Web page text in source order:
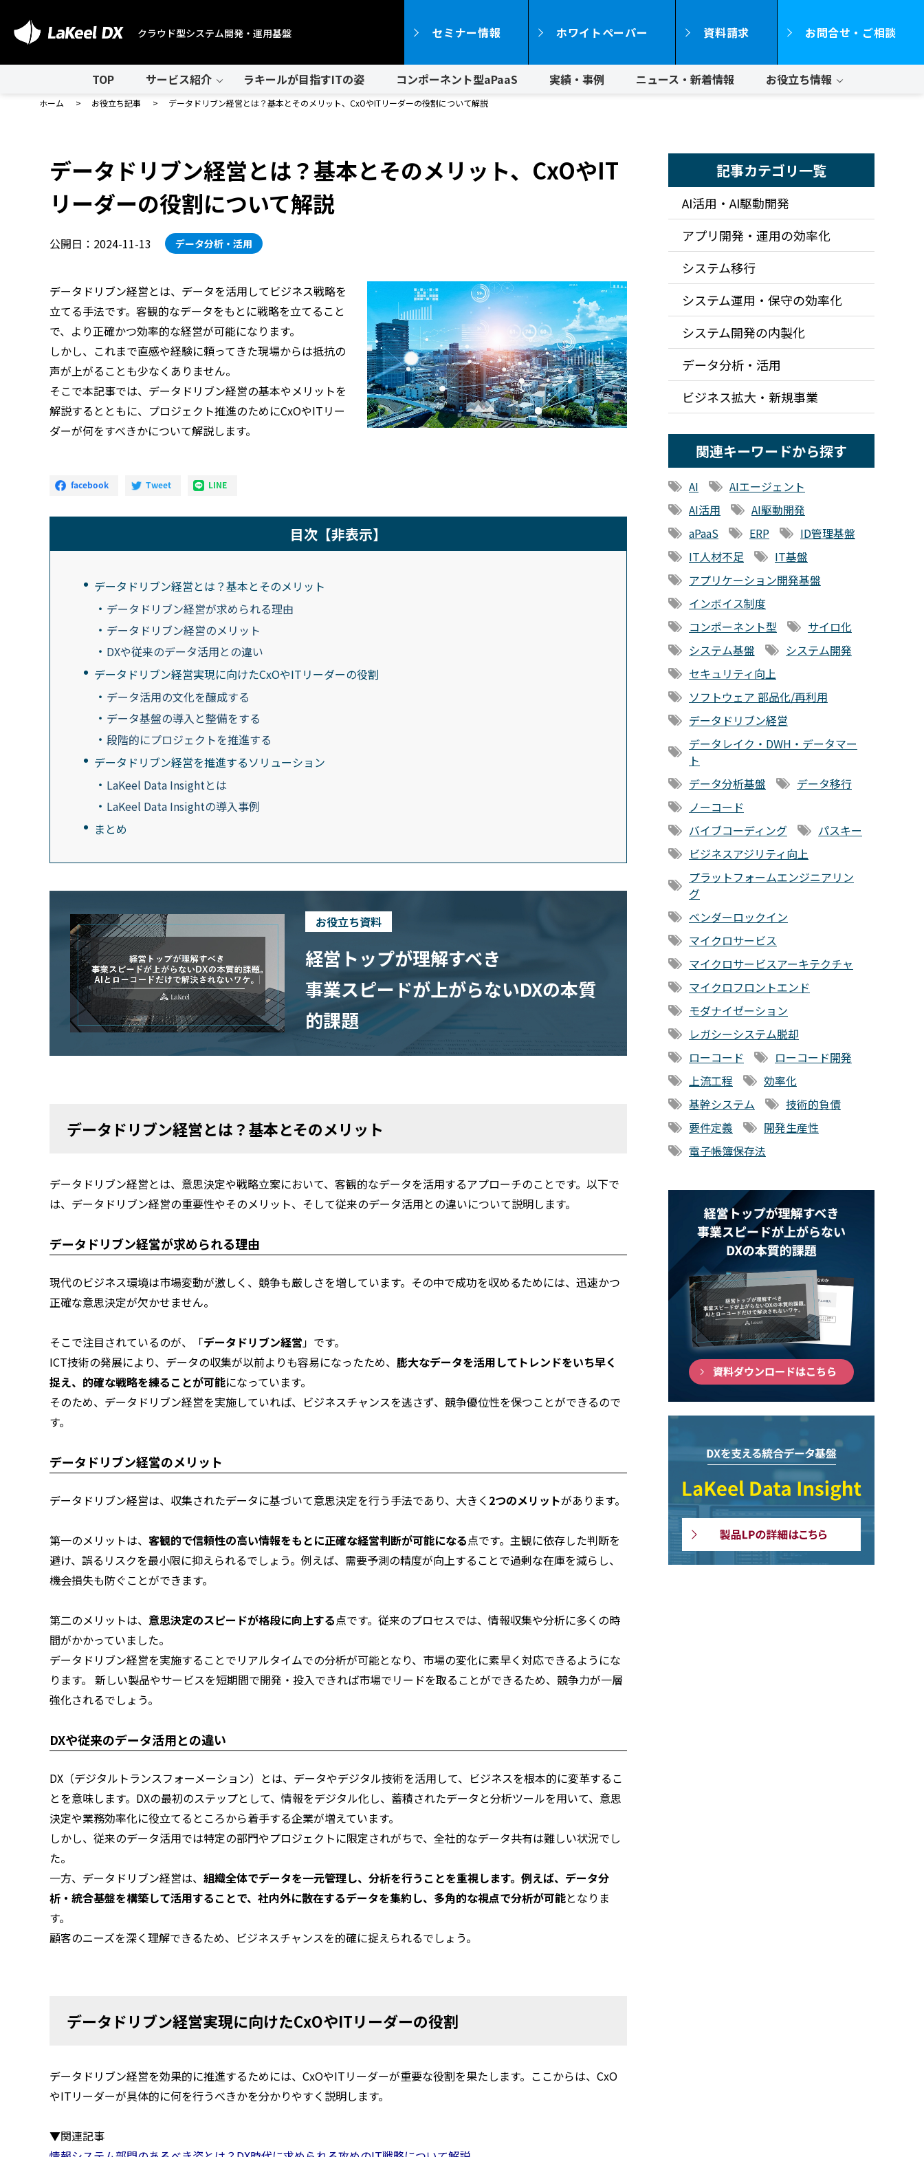
クラウド型システム開発・運用基盤 セミナー情報 ホワイトペーパー 資料請求 お問合せ・ご相談
TOP サービス紹介 ラキールが目指すITの姿 コンポーネント型aPaaS 実績・事例 ニュース・新着情報 お役立ち情報
ホーム お役立ち記事 データドリブン経営とは？基本とそのメリット、CxOやITリーダーの役割について解説
データドリブン経営とは？基本とそのメリット、CxOやIT
リーダーの役割について解説
公開日：2024-11-13 データ分析・活用
データドリブン経営とは、データを活用してビジネス戦略を
立てる手法です。客観的なデータをもとに戦略を立てること
で、より正確かつ効率的な経営が可能になります。
しかし、これまで直感や経験に頼ってきた現場からは抵抗の
声が上がることも少なくありません。
そこで本記事では、データドリブン経営の基本やメリットを
解説するとともに、プロジェクト推進のためにCxOやITリー
ダーが何をすべきかについて解説します。
目次 【非表示】
データドリブン経営とは？基本とそのメリット
データドリブン経営が求められる理由
データドリブン経営のメリット
DXや従来のデータ活用との違い
データドリブン経営実現に向けたCxOやITリーダーの役割
データ活用の文化を醸成する
データ基盤の導入と整備をする
段階的にプロジェクトを推進する
データドリブン経営を推進するソリューション
LaKeel Data Insightとは
LaKeel Data Insightの導入事例
まとめ
お役立ち資料
経営トップが理解すべき
事業スピードが上がらないDXの本質
的課題
データドリブン経営とは？基本とそのメリット
データドリブン経営とは、意思決定や戦略立案において、客観的なデータを活用するアプローチのことです。以下で
は、データドリブン経営の重要性やそのメリット、そして従来のデータ活用との違いについて説明します。
データドリブン経営が求められる理由
現代のビジネス環境は市場変動が激しく、競争も厳しさを増しています。その中で成功を収めるためには、迅速かつ
正確な意思決定が欠かせません。
そこで注目されているのが、「データドリブン経営」です。
ICT技術の発展により、データの収集が以前よりも容易になったため、 膨大なデータを活用してトレンドをいち早く
捉え、的確な戦略を練ることが可能になっています。
そのため、データドリブン経営を実施していれば、ビジネスチャンスを逃さず、競争優位性を保つことができるので
す。
データドリブン経営のメリット
データドリブン経営は、収集されたデータに基づいて意思決定を行う手法であり、大きく 2つのメリットがあります。
第一のメリットは、 客観的で信頼性の高い情報をもとに正確な経営判断が可能になる点です。主観に依存した判断を
避け、誤るリスクを最小限に抑えられるでしょう。例えば、需要予測の精度が向上することで過剰な在庫を減らし、
機会損失も防ぐことができます。
第二のメリットは、 意思決定のスピードが格段に向上する点です。従来のプロセスでは、情報収集や分析に多くの時
間がかかっていました。
データドリブン経営を実施することでリアルタイムでの分析が可能となり、市場の変化に素早く対応できるようにな
ります。 新しい製品やサービスを短期間で開発・投入できれば市場でリードを取ることができるため、競争力が一層
強化されるでしょう。
DXや従来のデータ活用との違い
DX（デジタルトランスフォーメーション）とは、データやデジタル技術を活用して、ビジネスを根本的に変革するこ
とを意味します。DXの最初のステップとして、情報をデジタル化し、蓄積されたデータと分析ツールを用いて、意思
決定や業務効率化に役立てるところから着手する企業が増えています。
しかし、従来のデータ活用では特定の部門やプロジェクトに限定されがちで、全社的なデータ共有は難しい状況でし
た。
一方、データドリブン経営は、 組織全体でデータを一元管理し、分析を行うことを重視します。例えば、データ分
析・統合基盤を構築して活用することで、社内外に散在するデータを集約し、多角的な視点で分析が可能となりま
す。
顧客のニーズを深く理解できるため、ビジネスチャンスを的確に捉えられるでしょう。
データドリブン経営実現に向けたCxOやITリーダーの役割
データドリブン経営を効果的に推進するためには、CxOやITリーダーが重要な役割を果たします。ここからは、CxO
やITリーダーが具体的に何を行うべきかを分かりやすく説明します。
▼関連記事
記事カテゴリ一覧
AI活用・AI駆動開発
アプリ開発・運用の効率化
システム移行
システム運用・保守の効率化
システム開発の内製化
データ分析・活用
ビジネス拡大・新規事業
関連キーワードから探す
AI
AIエージェント
AI活用
AI駆動開発
aPaaS
ERP
ID管理基盤
IT人材不足
IT基盤
アプリケーション開発基盤
インボイス制度
コンポーネント型
サイロ化
システム基盤
システム開発
セキュリティ向上
ソフトウェア 部品化/再利用
データドリブン経営
データレイク・DWH・データマー
ト
データ分析基盤
データ移行
ノーコード
バイブコーディング
パスキー
ビジネスアジリティ向上
プラットフォームエンジニアリン
グ
ベンダーロックイン
マイクロサービス
マイクロサービスアーキテクチャ
マイクロフロントエンド
モダナイゼーション
レガシーシステム脱却
ローコード
ローコード開発
上流工程
効率化
基幹システム
技術的負債
要件定義
開発生産性
電子帳簿保存法